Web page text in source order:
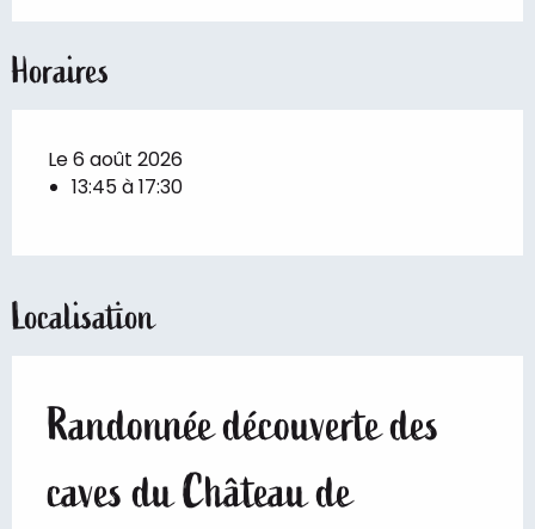
Horaires
Le 6 août 2026
13:45 à 17:30
Localisation
Randonnée découverte des
caves du Château de